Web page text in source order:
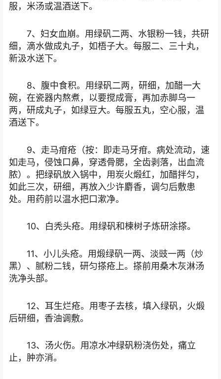
服，米汤或温酒送下。
7、妇女血崩。用绿矾二两、水银粉一钱，共研
细，滴水做成丸子，如梧子大。每服二、三十丸，
新汲水送下。
8、腹中食积。用绿矾二两，研细，加醋一大
碗，在瓷器内熬煮，以要搅成膏，再加赤脚乌一
两，研成丸子，如绿豆大。每服五丸，空心服，温
酒送下。
9、走马疳疮（按：即走马牙疳。病处流动，速
如走马，侵蚀口鼻，穿透骨腮，全齿剥落，出血流
脓）。把绿矾放入锅中，用炭火煅红，加醋拌匀，
如此三次，研细，再放入少许麝香，调匀后敷患
处。用药前以温水把口漱净。
10、白秃头疮。用绿矾和楝树子炼研涂搽。
11、小儿头疮。用煅绿矾一两、淡豉一两（炒
黑）、腻粉二钱，研匀搽疮上。搽前用桑木灰淋汤
洗净头部。
12、耳生烂疮。用枣子去核，填入绿矾，火煅
后研细，香油调敷。
13、汤火伤。用凉水冲绿矾粉浇伤处，痛立
止，肿亦消。